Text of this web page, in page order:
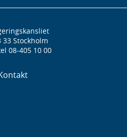
33 Stockholm
08-405 10 00